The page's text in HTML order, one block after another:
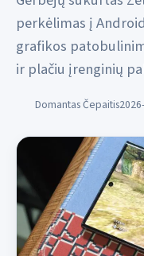
perkėlimas į
grafikos
ir plačiu įrenginių
Domantas Čepaitis